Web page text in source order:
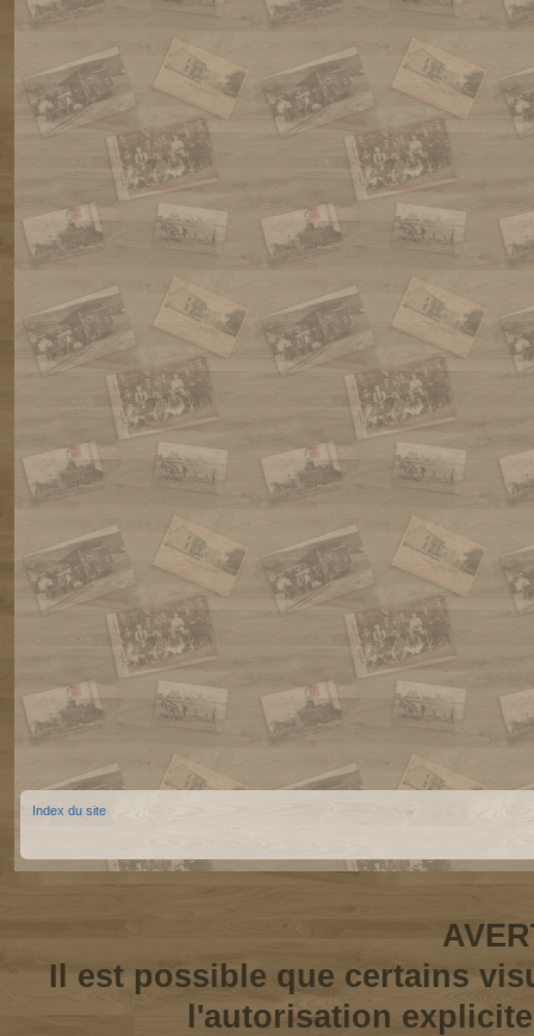
Index du site
Il est possible que certains
l'autorisation